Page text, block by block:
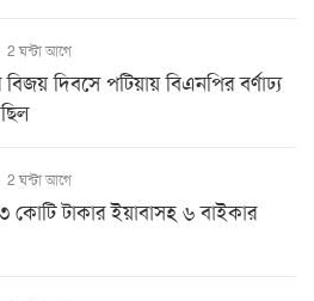
2 ঘন্টা আগে
বিজয় দিবসে পটিয়ায় বিএনপির বর্ণাঢ্য
2 ঘন্টা আগে
কোটি টাকার ইয়াবাসহ ৬ বাইকার